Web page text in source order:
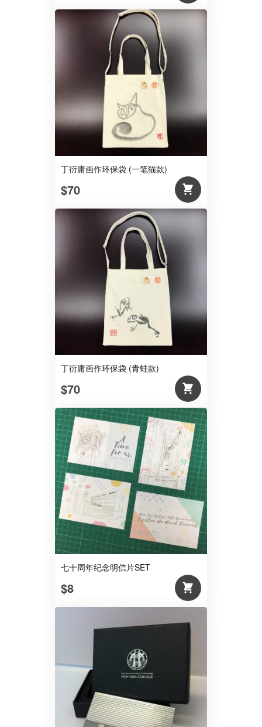
丁衍庸画作环保袋 (一笔猫款)
$70
丁衍庸画作环保袋 (青蛙款)
$70
七十周年纪念明信片SET
$8